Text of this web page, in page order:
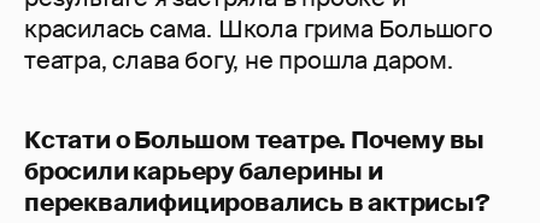
красилась сама. Школа грима Большого
театра, слава богу, не прошла даром.
Кстати о Большом театре. Почему вы
бросили карьеру балерины и
переквалифицировались в актрисы?